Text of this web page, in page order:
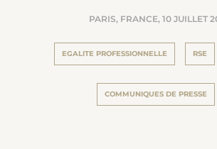
PARIS, FRANCE, 10 JUILLET
EGALITE PROFESSIONNELLE RSE
COMMUNIQUES DE PRESSE